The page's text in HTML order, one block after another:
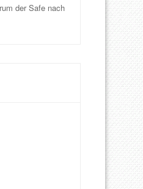
der Safe nach